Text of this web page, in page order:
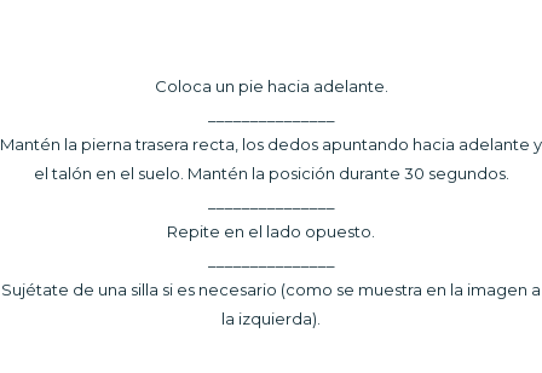
Coloca un pie hacia adelante.
Mantén la pierna trasera recta, los dedos apuntando hacia adelante y
el talón en el suelo. Mantén la posición durante 30 segundos.
Repite en el lado opuesto.
Sujétate de una silla si es necesario (como se muestra en la imagen a
la izquierda).